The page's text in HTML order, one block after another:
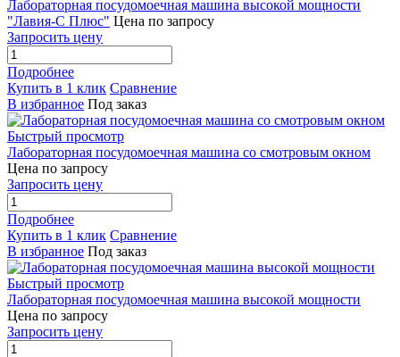
Лабораторная посудомоечная машина высокой мощности
"Лавия-С Плюс" Цена по запросу
Запросить цену
Подробнее
Купить в 1 клик Сравнение
В избранное Под заказ
Быстрый просмотр
Лабораторная посудомоечная машина со смотровым окном
Цена по запросу
Запросить цену
Подробнее
Купить в 1 клик Сравнение
В избранное Под заказ
Быстрый просмотр
Лабораторная посудомоечная машина высокой мощности
Цена по запросу
Запросить цену